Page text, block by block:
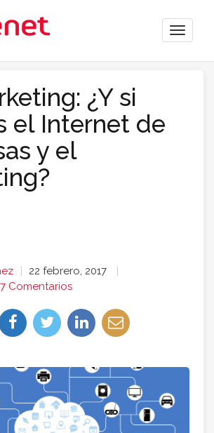
Toggle
¿Y si
el Internet de
y el
22 febrero, 2017
7 Comentarios